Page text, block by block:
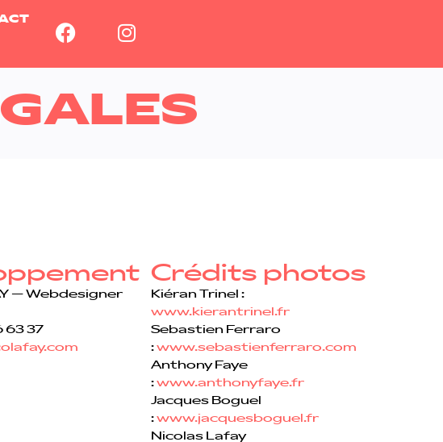
– Webdesigner
63 37
Crédits photos
Kiéran Trinel :
www.kierantrinel.fr
Sebastien Ferraro
: www.sebastienferraro.com
Anthony Faye
: www.anthonyfaye.fr
Jacques Boguel
: www.jacquesboguel.fr
Nicolas Lafay